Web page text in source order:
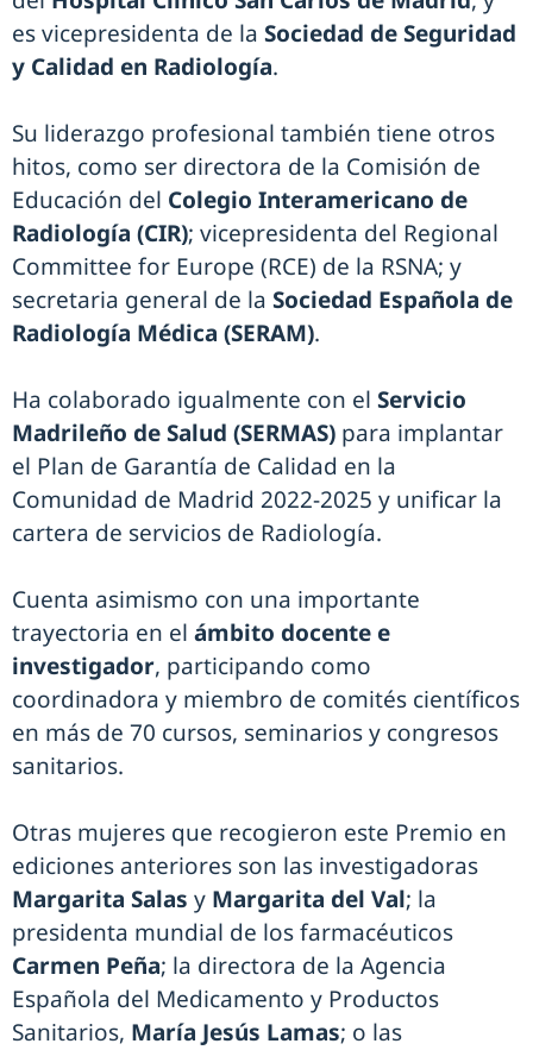
es vicepresidenta de la Sociedad de Seguridad
y Calidad en Radiología.
Su liderazgo profesional también tiene otros
hitos, como ser directora de la Comisión de
Educación del Colegio Interamericano de
Radiología (CIR); vicepresidenta del Regional
Committee for Europe (RCE) de la RSNA; y
secretaria general de la Sociedad Española de
Radiología Médica (SERAM).
Ha colaborado igualmente con el Servicio
Madrileño de Salud (SERMAS) para implantar
el Plan de Garantía de Calidad en la
Comunidad de Madrid 2022-2025 y unificar la
cartera de servicios de Radiología.
Cuenta asimismo con una importante
trayectoria en el ámbito docente e
investigador, participando como
coordinadora y miembro de comités científicos
en más de 70 cursos, seminarios y congresos
sanitarios.
Otras mujeres que recogieron este Premio en
ediciones anteriores son las investigadoras
Margarita Salas y Margarita del Val; la
presidenta mundial de los farmacéuticos
Carmen Peña; la directora de la Agencia
Española del Medicamento y Productos
Sanitarios, María Jesús Lamas; o las